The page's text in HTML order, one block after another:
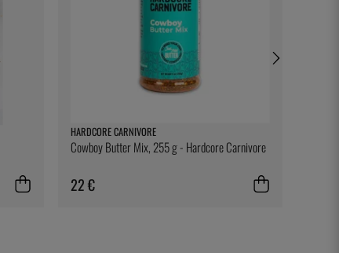
HARDCORE CARNIVORE
Cowboy Butter Mix, 255 g - Hardcore Carnivore
22 €